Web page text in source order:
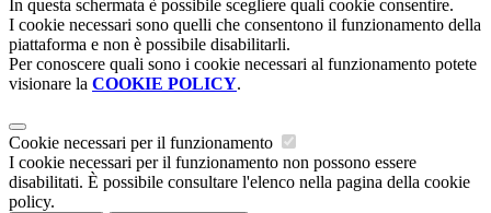
In questa schermata è possibile scegliere quali cookie consentire.
I cookie necessari sono quelli che consentono il funzionamento della
piattaforma e non è possibile disabilitarli.
Per conoscere quali sono i cookie necessari al funzionamento potete
visionare la COOKIE POLICY.
Cookie necessari per il funzionamento
I cookie necessari per il funzionamento non possono essere
disabilitati. È possibile consultare l'elenco nella pagina della cookie
policy.